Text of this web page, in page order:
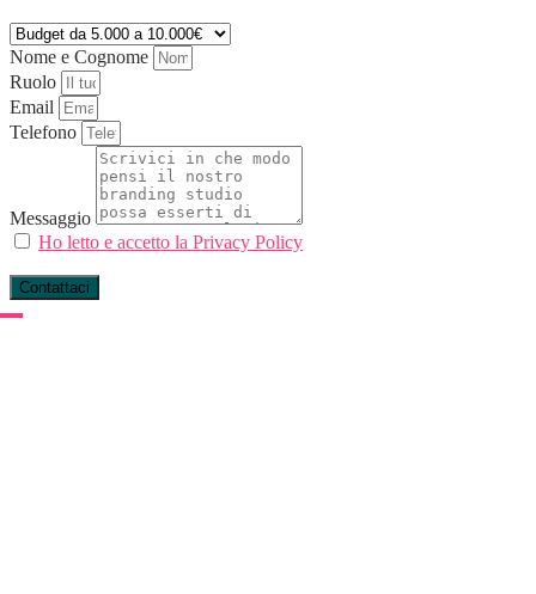
Nome e Cognome
Ruolo
Email
Telefono
Messaggio
Ho letto e accetto la Privacy Policy
Contattaci